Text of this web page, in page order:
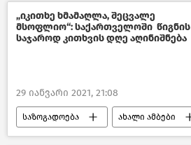
„იკითხე ხმამაღლა, შეცვალე
მსოფლიო“: საქართველოში წიგნის
საჯაროდ კითხვის დღე აღინიშნება
29 იანვარი 2021, 21:08
საზოგადოება ახალი ამბები
კულტურა საქართველოში